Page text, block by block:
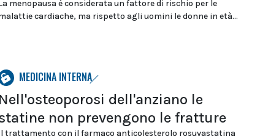
menopausa è considerata un fattore di rischio per le
cardiache, ma rispetto agli uomini le donne in età...
MEDICINA INTERNA
Nell'osteoporosi dell'anziano le
non prevengono le fratture
trattamento con il farmaco anticolesterolo rosuvastatina